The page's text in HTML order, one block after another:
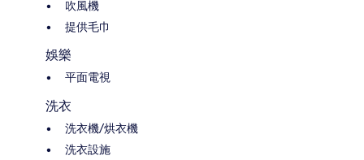
吹風機
提供毛巾
娛樂
平面電視
洗衣
洗衣機/烘衣機
洗衣設施